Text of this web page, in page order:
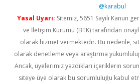
@karabul
Yasal Uyarı: Sitemiz, 5651 Sayılı Kanun
ve İletişim Kurumu (BTK) tarafından
olarak hizmet vermektedir. Bu nedenle,
olarak denetleme veya araştırma
Ancak, üyelerimiz yazdıkları içeriklerin
siteye üye olarak bu sorumluluğu kabul